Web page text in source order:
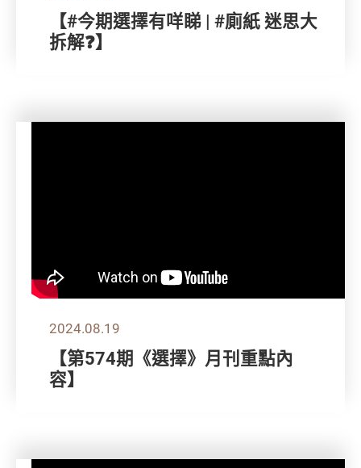
【#今期選擇有咩睇 | #廁紙 迷思大
拆解❓】
2024.08.19
【第574期《選擇》月刊重點內
容】